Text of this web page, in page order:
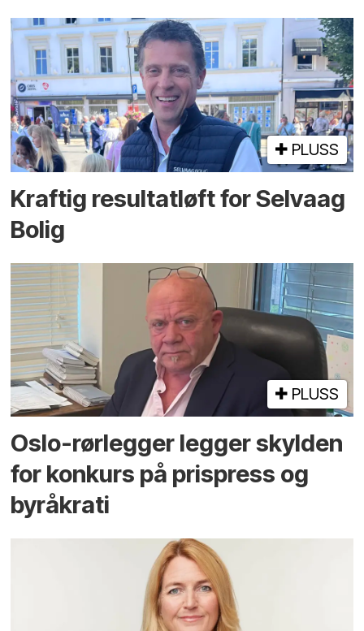
PLUSS
Kraftig resultatløft for Selvaag
Bolig
PLUSS
Oslo-rørlegger legger skylden
for konkurs på prispress og
byråkrati